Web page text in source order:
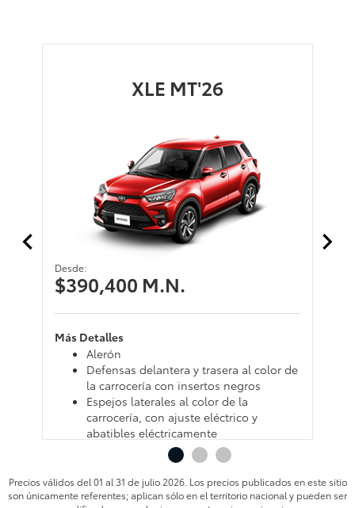
XLE MT'26
Desde:
$390,400 M.N.
Más Detalles
Alerón
Defensas delantera y trasera al color de
la carrocería con insertos negros
Espejos laterales al color de la
carrocería, con ajuste eléctrico y
abatibles eléctricamente
Capacidad del tanque de combustible -
36 litros
Precios válidos del 01 al 31 de julio 2026. Los precios publicados en este sitio
son únicamente referentes; aplican sólo en el territorio nacional y pueden ser